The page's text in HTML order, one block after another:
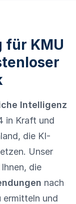
für KMU
Intelligenz
in Kraft und
die KI-
Unser
die
nach
ermitteln und